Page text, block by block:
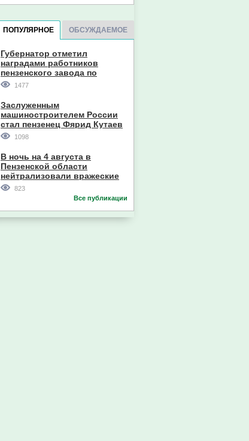
ПОПУЛЯРНОЕ ОБСУЖДАЕМОЕ
Губернатор отметил
наградами работников
пензенского завода по
производству станков
1477
Заслуженным
машиностроителем России
стал пензенец Фярид Кутаев
1098
В ночь на 4 августа в
Пензенской области
нейтрализовали вражеские
дроны
823
Все публикации